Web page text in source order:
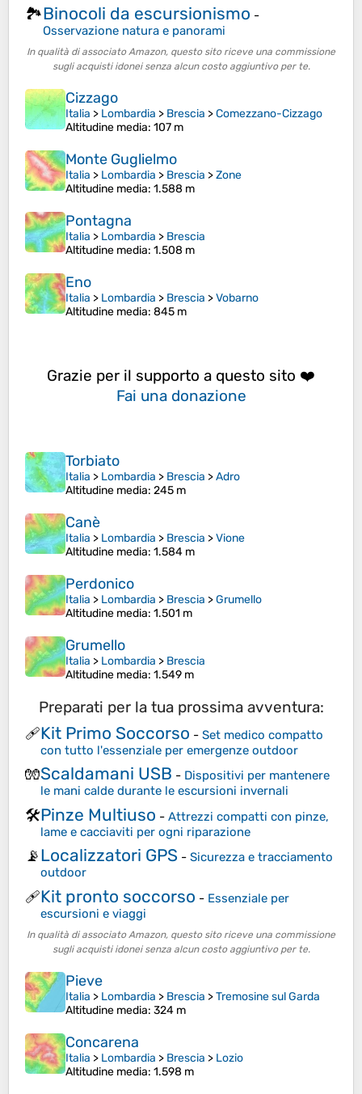
🏞️Binocoli da escursionismo -
Osservazione natura e panorami
In qualità di associato Amazon, questo sito riceve una commissione
sugli acquisti idonei senza alcun costo aggiuntivo per te.
Cizzago
Italia > Lombardia > Brescia >Comezzano-Cizzago
Altitudine media: 107 m
Monte Guglielmo
Italia > Lombardia > Brescia >Zone
Altitudine media: 1.588 m
Pontagna
Italia > Lombardia > Brescia
Altitudine media: 1.508 m
Eno
Italia > Lombardia > Brescia >Vobarno
Altitudine media: 845 m
Grazie per il supporto a questo sito ❤️
Fai una donazione
Torbiato
Italia > Lombardia > Brescia >Adro
Altitudine media: 245 m
Canè
Italia > Lombardia > Brescia >Vione
Altitudine media: 1.584 m
Perdonico
Italia > Lombardia > Brescia >Grumello
Altitudine media: 1.501 m
Grumello
Italia > Lombardia > Brescia
Altitudine media: 1.549 m
Preparati per la tua prossima avventura:
🩹Kit Primo Soccorso - Set medico compatto
con tutto l'essenziale per emergenze outdoor
🧤Scaldamani USB - Dispositivi per mantenere
le mani calde durante le escursioni invernali
🛠️Pinze Multiuso - Attrezzi compatti con pinze,
lame e cacciaviti per ogni riparazione
📡Localizzatori GPS - Sicurezza e tracciamento
outdoor
🩹Kit pronto soccorso - Essenziale per
escursioni e viaggi
In qualità di associato Amazon, questo sito riceve una commissione
sugli acquisti idonei senza alcun costo aggiuntivo per te.
Pieve
Italia > Lombardia > Brescia >Tremosine sul Garda
Altitudine media: 324 m
Concarena
Italia > Lombardia > Brescia > Lozio
Altitudine media: 1.598 m